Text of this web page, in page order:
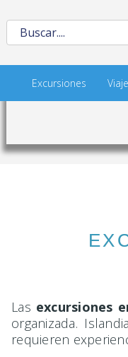
Excursiones
Las excursiones
organizada.
requieren